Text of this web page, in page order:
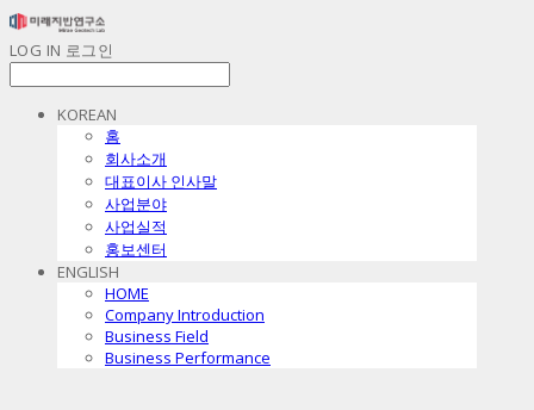
LOG IN 로그인
KOREAN
홈
회사소개
대표이사 인사말
사업분야
사업실적
홍보센터
ENGLISH
HOME
Company Introduction
Business Field
Business Performance